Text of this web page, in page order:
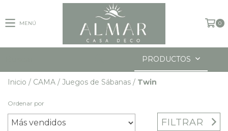
MENÚ 0
PRODUCTOS
Inicio / CAMA / Juegos de Sábanas / Twin
Ordenar por
FILTRAR